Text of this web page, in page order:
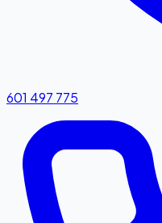
601 497 775